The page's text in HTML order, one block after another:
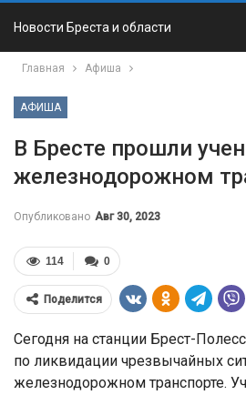
Новости Бреста и области
Главная Афиша
АФИША
В Бресте прошли
железнодорожном
Опубликовано Авг 30, 2023
0
114
Поделится
Сегодня на станции Брест-
по ликвидации чрезвычайных
железнодорожном транспорте.